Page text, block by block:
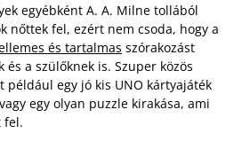
egyébként A. A. Milne tollából
nőttek fel, ezért nem csoda, hogy a
és tartalmas szórakozást
a szülőknek is. Szuper közös
például egy jó kis UNO kártyajáték
egy olyan puzzle kirakása, ami
fel.